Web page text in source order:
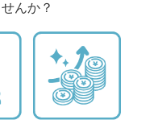
んか？